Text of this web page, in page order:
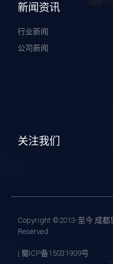
新闻资讯
行业新闻
公司新闻
关注我们
Copyright ©2013-至今 成都
Reserved.
| 蜀ICP备15031909号